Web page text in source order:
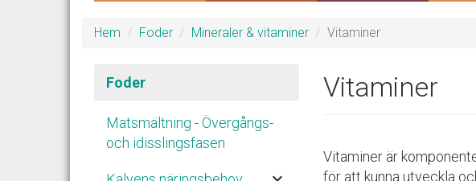
Hem Foder Mineraler & vitaminer Vitaminer
Foder
Matsmältning - Övergångs-
och idisslingsfasen
Vitaminer
Vitaminer är
för att kunna utveckla